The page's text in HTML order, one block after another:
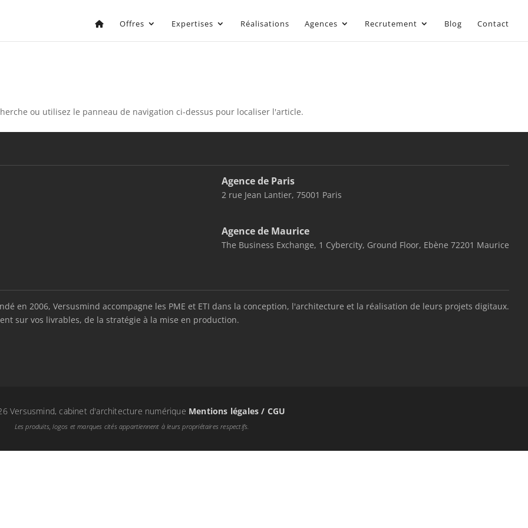
Offres Expertises Réalisations Agences Recrutement Blog Contact
ou utilisez le panneau de navigation ci-dessus pour localiser l'article.
Agence de Paris
2 rue Jean Lantier, 75001 Paris
Agence de Maurice
The Business Exchange, 1 Cybercity, Ground Floor, Ebène 72201 Maurice
en 2006, Versusmind accompagne les PME et ETI dans la conception, l'architecture et la réalisation de leurs projets digitaux.
sur vos livrables, de la stratégie à la mise en production.
Versusmind, cabinet d'architecture numérique Mentions légales / CGU
Les produits, logos et marques cités appartiennent à leurs propriétaires respectifs.